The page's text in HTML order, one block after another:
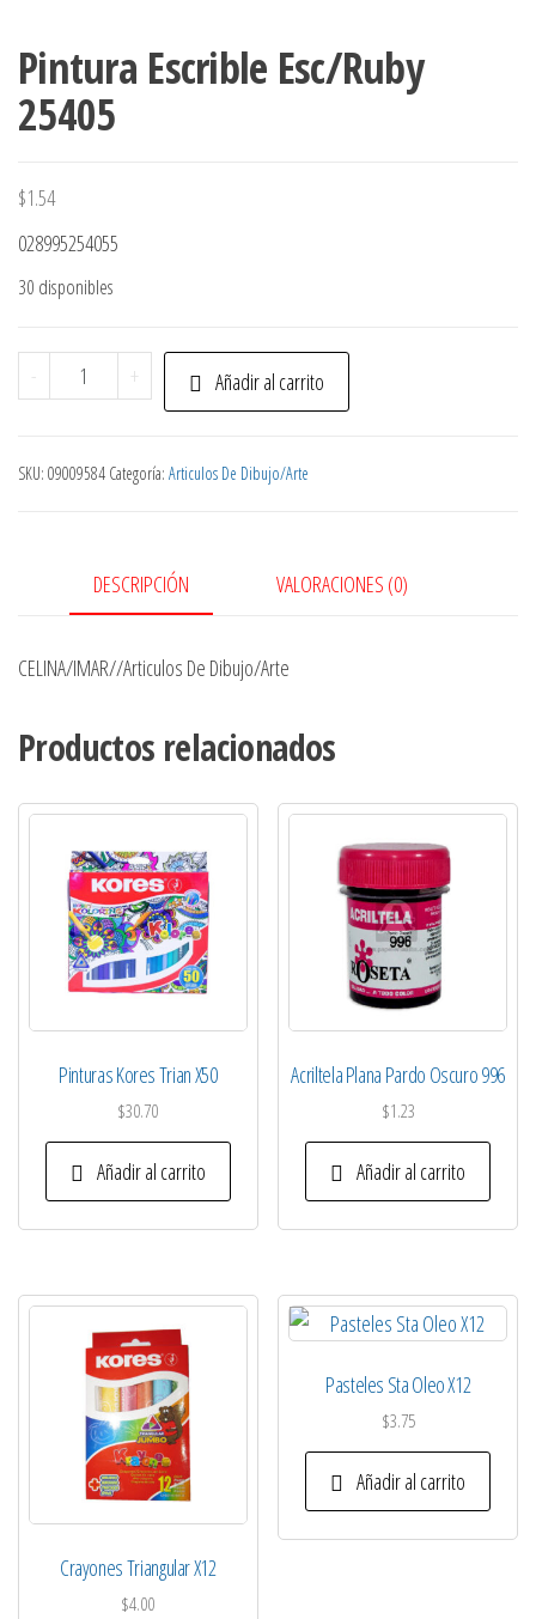
Pintura Escrible Esc/Ruby
25405
$1.54
028995254055
30 disponibles
-
Pintura
Escrible
25405
+ Añadir al carrito
SKU: 09009584 Categoría: Articulos De Dibujo/Arte
DESCRIPCIÓN VALORACIONES (0)
CELINA/IMAR//Articulos De Dibujo/Arte
Productos relacionados
Pinturas Kores Trian X50
$30.70
Añadir al carrito
Acriltela Plana Pardo Oscuro 996
$1.23
Añadir al carrito
Crayones Triangular X12
$4.00
Pasteles Sta Oleo X12
$3.75
Añadir al carrito